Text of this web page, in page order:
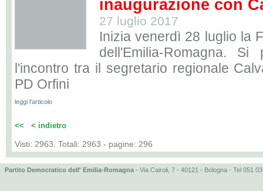
inaugurazione con
27 luglio 2017
Inizia venerdì 28 luglio la
dell'Emilia-Romagna.
l'incontro tra il segretario regionale
PD Orfini
leggi l'articolo
<< < indietro
Visti: 2963. Totali: 2963 - pagine: 296
Partito Democratico dell' Emilia-Romagna - Via Cairoli, 7 - 40121 - Bologna - Tel 051